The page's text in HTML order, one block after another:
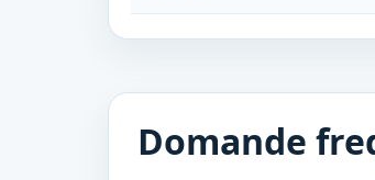
2025-08
2025-07
2025-06
Domande